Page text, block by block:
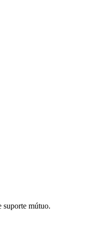
suporte mútuo.